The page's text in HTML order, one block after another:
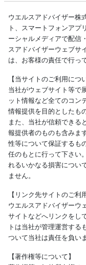
ウエルスアドバイザー株
ト、スマートフォンアプ
ーシャルメディアで配信
スアドバイザーウェブサ
は、お客様の責任で行っ
【当サイトのご利用につ
当社がウェブサイト等で
ット情報など全てのコン
情報提供を目的としたも
また、当社が信頼できる
報提供者のものも含みま
性等について保証するも
任のもとに行って下さい
れるいかなる損害につい
ません。
【リンク先サイトのご利
ウエルスアドバイザーウ
サイトなどへリンクをし
トは当社が管理運営する
ついて当社は責任を負い
【著作権等について】